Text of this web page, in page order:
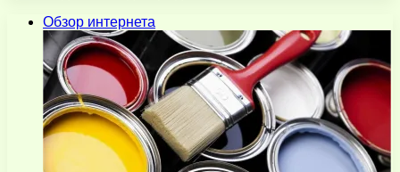
Обзор интернета